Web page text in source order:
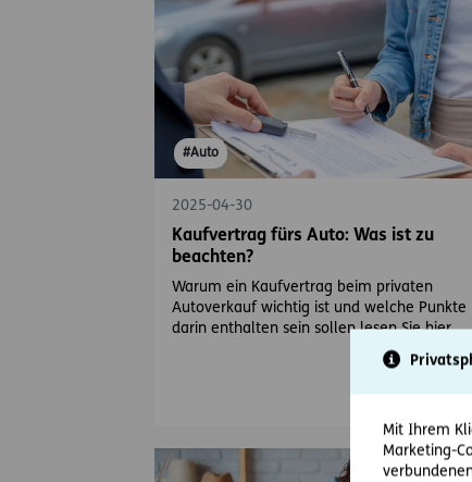
Mit Ihrem
Marketing-
#Auto
2025-04-30
Kaufvertrag fürs Auto: Was ist zu
beachten?
Warum ein Kaufvertrag beim privaten
Autoverkauf wichtig ist und welche Punkte
darin enthalten sein sollen lesen Sie hier.